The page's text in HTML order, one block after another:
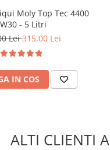
Moly Top Tec 4400
- 5 Litri
Lei315,00 Lei
IN COS
ALTI CLIENTI